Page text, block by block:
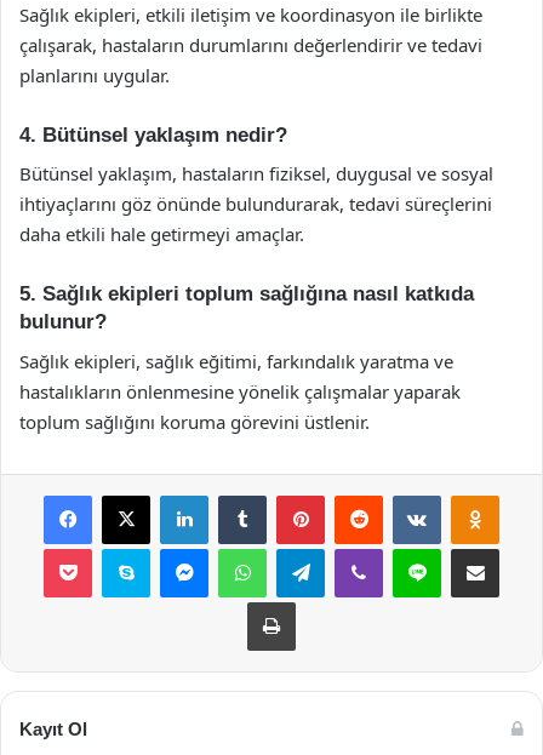
Sağlık ekipleri, etkili iletişim ve koordinasyon ile birlikte
çalışarak, hastaların durumlarını değerlendirir ve tedavi
planlarını uygular.
4. Bütünsel yaklaşım nedir?
Bütünsel yaklaşım, hastaların fiziksel, duygusal ve sosyal
ihtiyaçlarını göz önünde bulundurarak, tedavi süreçlerini
daha etkili hale getirmeyi amaçlar.
5. Sağlık ekipleri toplum sağlığına nasıl katkıda
bulunur?
Sağlık ekipleri, sağlık eğitimi, farkındalık yaratma ve
hastalıkların önlenmesine yönelik çalışmalar yaparak
toplum sağlığını koruma görevini üstlenir.
Facebook
X LinkedInTumblr PinterestReddit VKontakte
Pocket Skype MessengerWhatsAppTelegramViber Line E-Posta ile
Yazdır
Kayıt Ol